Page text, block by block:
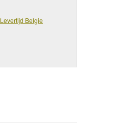
Levertijd Belgie